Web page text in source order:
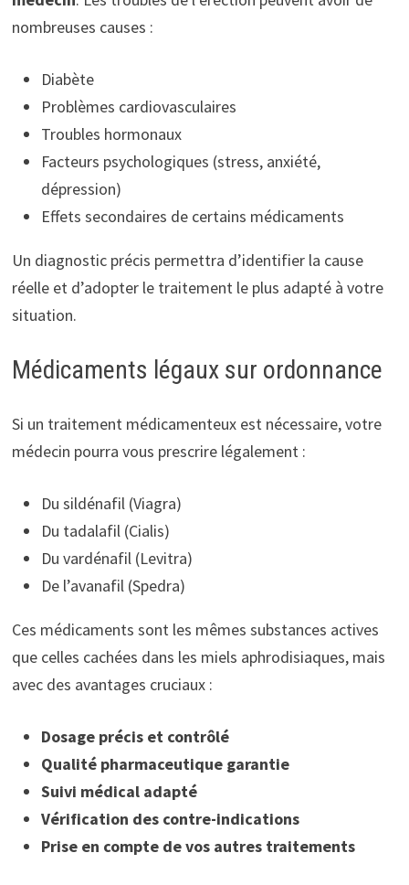
nombreuses causes :
Diabète
Problèmes cardiovasculaires
Troubles hormonaux
Facteurs psychologiques (stress, anxiété,
dépression)
Effets secondaires de certains médicaments
Un diagnostic précis permettra d’identifier la cause
réelle et d’adopter le traitement le plus adapté à votre
situation.
Médicaments légaux sur ordonnance
Si un traitement médicamenteux est nécessaire, votre
médecin pourra vous prescrire légalement :
Du sildénafil (Viagra)
Du tadalafil (Cialis)
Du vardénafil (Levitra)
De l’avanafil (Spedra)
Ces médicaments sont les mêmes substances actives
que celles cachées dans les miels aphrodisiaques, mais
avec des avantages cruciaux :
Dosage précis et contrôlé
Qualité pharmaceutique garantie
Suivi médical adapté
Vérification des contre-indications
Prise en compte de vos autres traitements